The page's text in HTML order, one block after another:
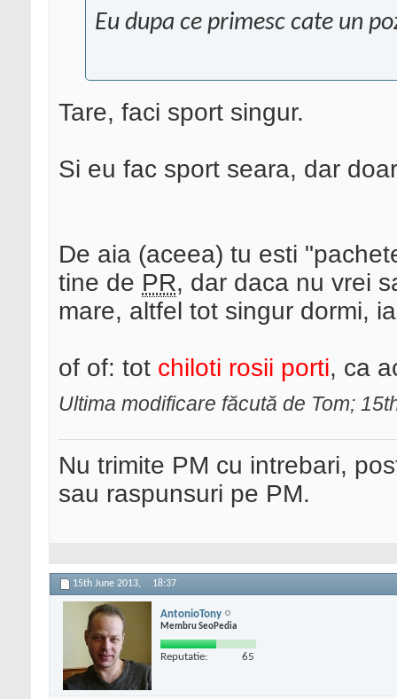
Eu dupa ce primesc cate un
Tare, faci sport singur.
Si eu fac sport seara, dar
De aia (aceea) tu esti
tine de PR, dar daca nu vrei
mare, altfel tot singur dormi,
of of: tot chiloti rosii porti, ca
Ultima modificare făcută de Tom;
Nu trimite PM cu intrebari,
sau raspunsuri pe PM.
15th June 2013, 18:37
AntonioTony
Membru SeoPedia
Reputatie: 65